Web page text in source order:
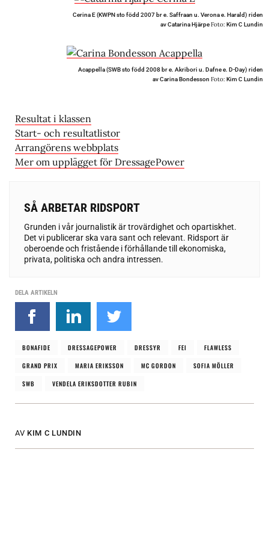
Cerina E (KWPN sto född 2007 br e. Saffraan u. Verona e. Harald) riden
av Catarina HjärpeFoto: Kim C Lundin
Acappella (SWB sto född 2008 br e. Akribori u. Dafne e. D-Day) riden
av Carina Bondesson Foto: Kim C Lundin
Resultat i klassen
Start- och resultatlistor
Arrangörens webbplats
Mer om upplägget för DressagePower
SÅ ARBETAR RIDSPORT
Grunden i vår journalistik är trovärdighet och opartiskhet.
Det vi publicerar ska vara sant och relevant. Ridsport är
oberoende och fristående i förhållande till ekonomiska,
privata, politiska och andra intressen.
DELA ARTIKELN
BONAFIDE DRESSAGEPOWER DRESSYR FEI
FLAWLESS
GRAND PRIX
MARIA ERIKSSON MC GORDON
SOFIA MÖLLER
SWB
VENDELA ERIKSDOTTER RUBIN
AV KIM C LUNDIN